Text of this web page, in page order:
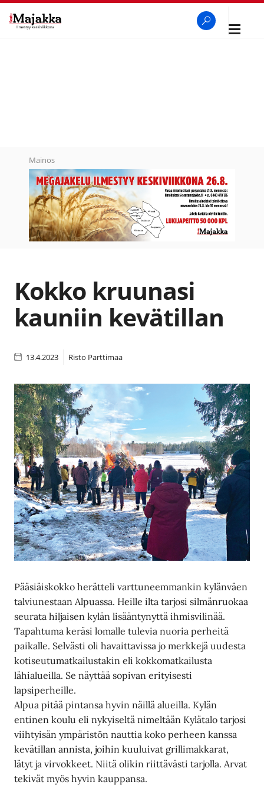
Avaa
Mainos
Kokko kruunasi
kauniin kevätillan
13.4.2023 Risto Parttimaa
Pääsiäiskokko herätteli varttuneemmankin kylänväen
talviunestaan Alpuassa. Heille ilta tarjosi silmänruokaa
seurata hiljaisen kylän lisääntynyttä ihmisvilinää.
Tapahtuma keräsi lomalle tulevia nuoria perheitä
paikalle. Selvästi oli havaittavissa jo merkkejä uudesta
kotiseutumatkailustakin eli kokkomatkailusta
lähialueilla. Se näyttää sopivan erityisesti
lapsiperheille.
Alpua pitää pintansa hyvin näillä alueilla. Kylän
entinen koulu eli nykyiseltä nimeltään Kylätalo tarjosi
viihtyisän ympäristön nauttia koko perheen kanssa
kevätillan annista, joihin kuuluivat grillimakkarat,
lätyt ja virvokkeet. Niitä olikin riittävästi tarjolla. Arvat
tekivät myös hyvin kauppansa.